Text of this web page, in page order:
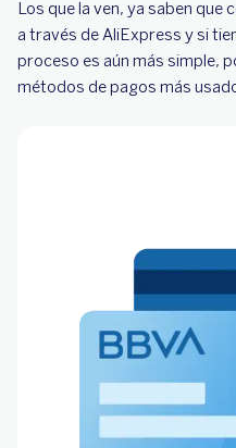
Los que la ven, ya saben que
a través de AliExpress y si
proceso es aún más simple,
métodos de pagos más